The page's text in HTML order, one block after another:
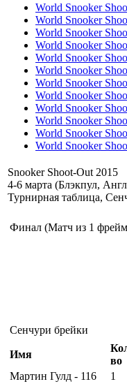
World Snooker
World Snooker
World Snooker
World Snooker
World Snooker
World Snooker
World Snooker
World Snooker
World Snooker
World Snooker
World Snooker
World Snooker
Snooker Shoot-Out 2015
4-6 марта (Блэкпул,
Турнирная таблица,
Финал (Матч из 1
Сенчури брейки
Имя
во
Мартин Гулд - 116
1